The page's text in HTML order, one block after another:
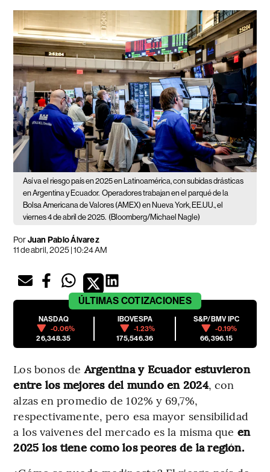
Así va el riesgo país en 2025 en Latinoamérica, con subidas drásticas
en Argentina y Ecuador. Operadores trabajan en el parqué de la
Bolsa Americana de Valores (AMEX) en Nueva York, EE.UU., el
viernes 4 de abril de 2025. (Bloomberg/Michael Nagle)
PorJuan Pablo Álvarez
11 de abril, 2025 | 10:24 AM
ÚLTIMAS COTIZACIONES
NASDAQ
-0.06%
26,348.35
IBOVESPA
-1.23%
175,546.36
S&P/BMV IPC
-0.19%
66,396.15
Los bonos deArgentina y Ecuador estuvieron
entre los mejores del mundo en 2024, con
alzas en promedio de 102% y 69,7%,
respectivamente, pero esa mayor sensibilidad
a los vaivenes del mercado es la misma que en
2025 los tiene como los peores de la región.